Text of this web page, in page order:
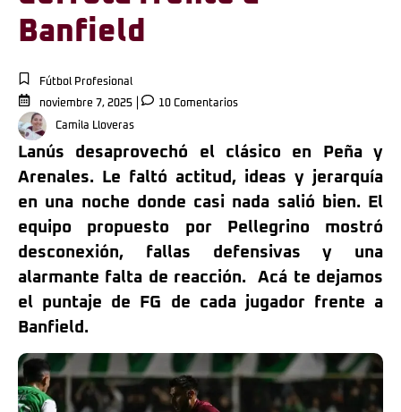
Banfield
Fútbol Profesional
noviembre 7, 2025
10 Comentarios
Camila Lloveras
Lanús desaprovechó el clásico en Peña y
Arenales. Le faltó actitud, ideas y jerarquía
en una noche donde casi nada salió bien. El
equipo propuesto por Pellegrino mostró
desconexión, fallas defensivas y una
alarmante falta de reacción. Acá te dejamos
el puntaje de FG de cada jugador frente a
Banfield.